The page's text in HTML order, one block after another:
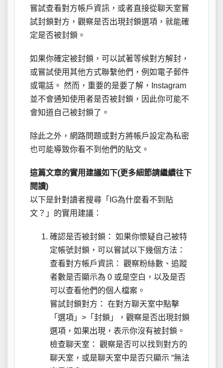
嘗試查看對方帳戶資訊，或者直接從聊天室嘗
試封鎖對方，觀察是否出現封鎖選項，就能確
定是否被封鎖。
如果你確定被封鎖，可以試著等候對方解封，
或嘗試使用其他方式聯繫他們，例如電子郵件
或電話。 然而，重要的是要了解，Instagram
並不會通知使用者是否被封鎖，因此你可能不
會知道自己被封鎖了。
除此之外，網路問題或對方將帳戶設定為私密
也可能導致你看不到他們的貼文。
這篇文章的實用建議如下(更多細節請繼續往下
閱讀)
以下是針對讀者搜尋「IG為什麼看不到貼
文？」的實用建議：
確認是否被封鎖： 如果你懷疑自己被特
定帳號封鎖，可以嘗試以下幾個方法：
查看對方帳戶資訊： 觀察粉絲數、追蹤
者數是否顯示為 0 或是空白，以及是否
可以查看他們的個人檔案。
嘗試封鎖對方： 在對方聊天室中點擊
「選項」>「封鎖」，觀察是否出現封鎖
選項，如果出現，表示你沒有被封鎖。
檢查聊天室： 觀察是否可以找到對方的
聊天室，或是聊天室中是否只顯示 “無法